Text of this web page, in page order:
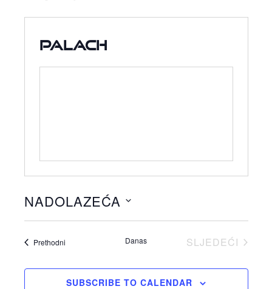
Palach
NADOLAZEĆA
PrethodniDogađaji Danas
SLJEDEĆI
SUBSCRIBE TO CALENDAR